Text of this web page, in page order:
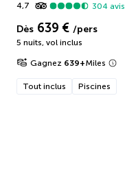
4,7
304 avis
Dès 639 € /pers
5 nuits, vol inclus
Gagnez 639+Miles
Tout inclus Piscines